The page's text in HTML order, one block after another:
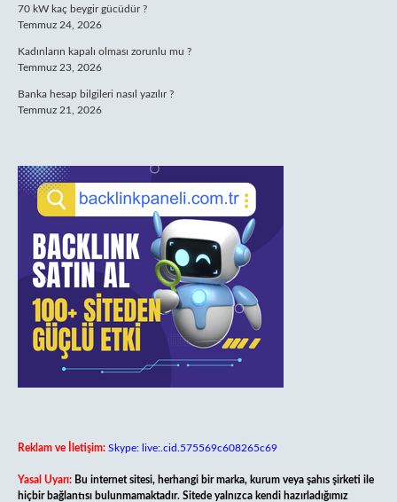
70 kW kaç beygir gücüdür ?
Temmuz 24, 2026
Kadınların kapalı olması zorunlu mu ?
Temmuz 23, 2026
Banka hesap bilgileri nasıl yazılır ?
Temmuz 21, 2026
Reklam ve İletişim: Skype: live:.cid.575569c608265c69
Yasal Uyarı: Bu internet sitesi, herhangi bir marka, kurum veya şahıs şirketi ile
hiçbir bağlantısı bulunmamaktadır. Sitede yalnızca kendi hazırladığımız